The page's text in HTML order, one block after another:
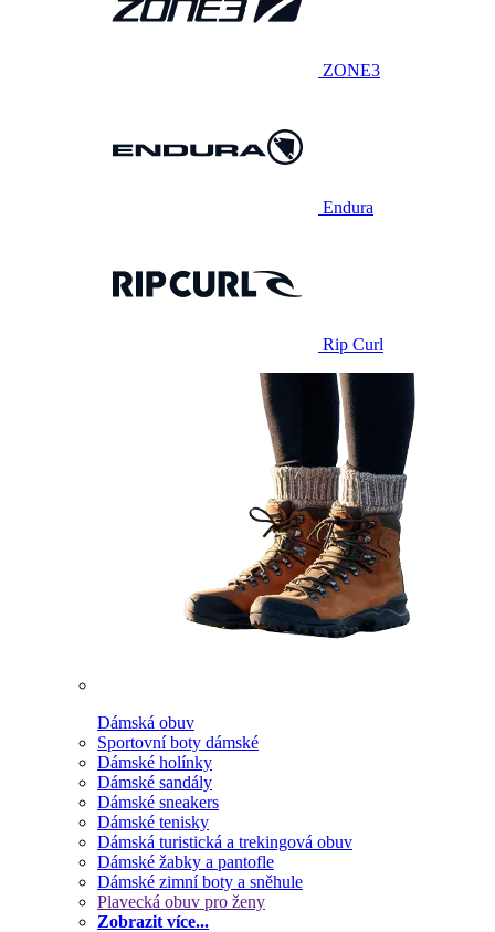
ZONE3
Endura
Rip Curl
Dámská obuv
Sportovní boty dámské
Dámské holínky
Dámské sandály
Dámské sneakers
Dámské tenisky
Dámská turistická a trekingová obuv
Dámské žabky a pantofle
Dámské zimní boty a sněhule
Plavecká obuv pro ženy
Zobrazit více...